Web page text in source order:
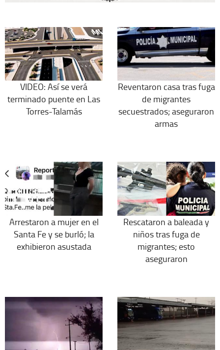
VIDEO: Así se verá
terminado puente en Las
Torres-Talamás
Reventaron casa tras fuga
de migrantes
secuestrados; aseguraron
armas
Arrestaron a mujer en el
Santa Fe y se burló; la
exhibieron asustada
Rescataron a baleada y
niños tras fuga de
migrantes; esto
aseguraron